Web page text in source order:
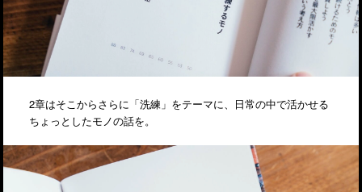
2章はそこからさらに「洗練」をテーマに、日常の中で活かせる
ちょっとしたモノの話を。